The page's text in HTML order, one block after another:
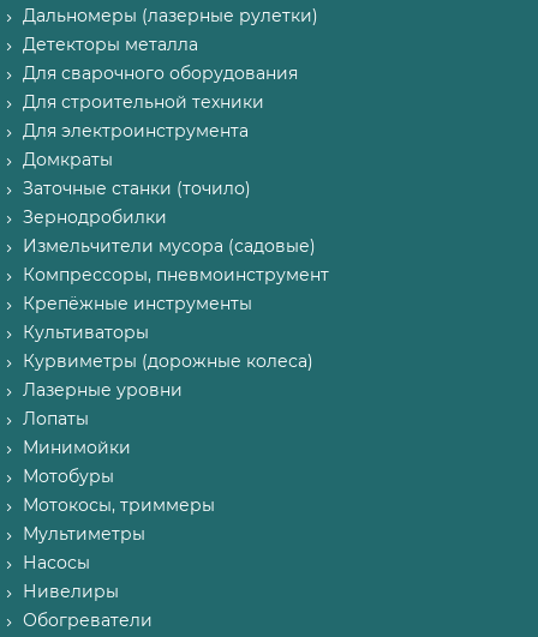
Дальномеры (лазерные рулетки)
Детекторы металла
Для сварочного оборудования
Для строительной техники
Для электроинструмента
Домкраты
Заточные станки (точило)
Зернодробилки
Измельчители мусора (садовые)
Компрессоры, пневмоинструмент
Крепёжные инструменты
Культиваторы
Курвиметры (дорожные колеса)
Лазерные уровни
Лопаты
Минимойки
Мотобуры
Мотокосы, триммеры
Мультиметры
Насосы
Нивелиры
Обогреватели